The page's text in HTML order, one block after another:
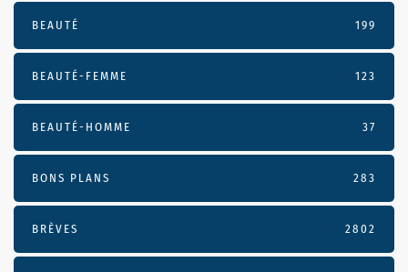
BEAUTÉ 199
BEAUTÉ-FEMME 123
BEAUTÉ-HOMME 37
BONS PLANS 283
BRÈVES 2802